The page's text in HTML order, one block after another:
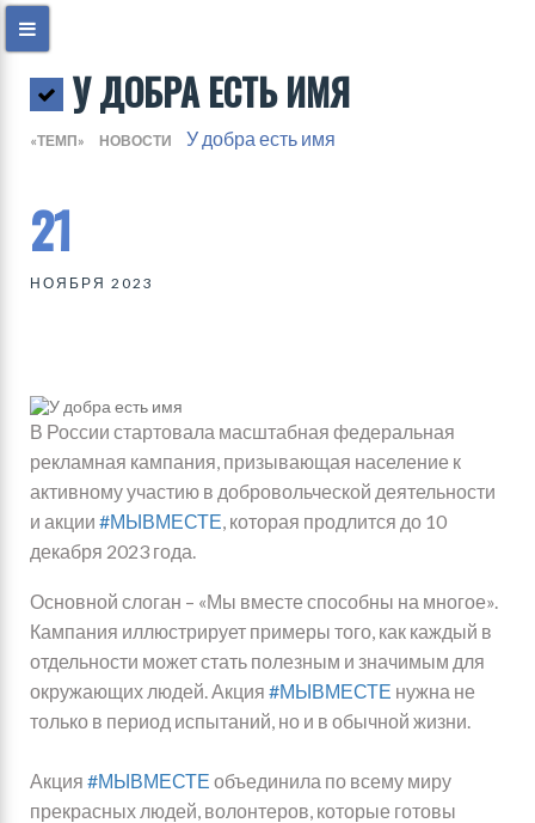
У ДОБРА ЕСТЬ ИМЯ
«ТЕМП» НОВОСТИ У добра есть имя
21
НОЯБРЯ 2023
В России стартовала масштабная федеральная
рекламная кампания, призывающая население к
активному участию в добровольческой деятельности
и акции #МЫВМЕСТЕ, которая продлится до 10
декабря 2023 года.
Основной слоган – «Мы вместе способны на многое».
Кампания иллюстрирует примеры того, как каждый в
отдельности может стать полезным и значимым для
окружающих людей. Акция #МЫВМЕСТЕ нужна не
только в период испытаний, но и в обычной жизни.
Акция #МЫВМЕСТЕ объединила по всему миру
прекрасных людей, волонтеров, которые готовы